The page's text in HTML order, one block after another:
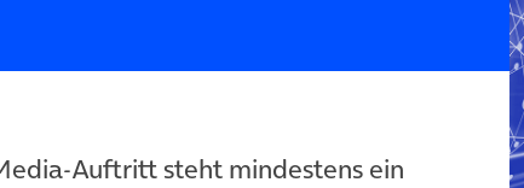
Auftritt steht mindestens ein